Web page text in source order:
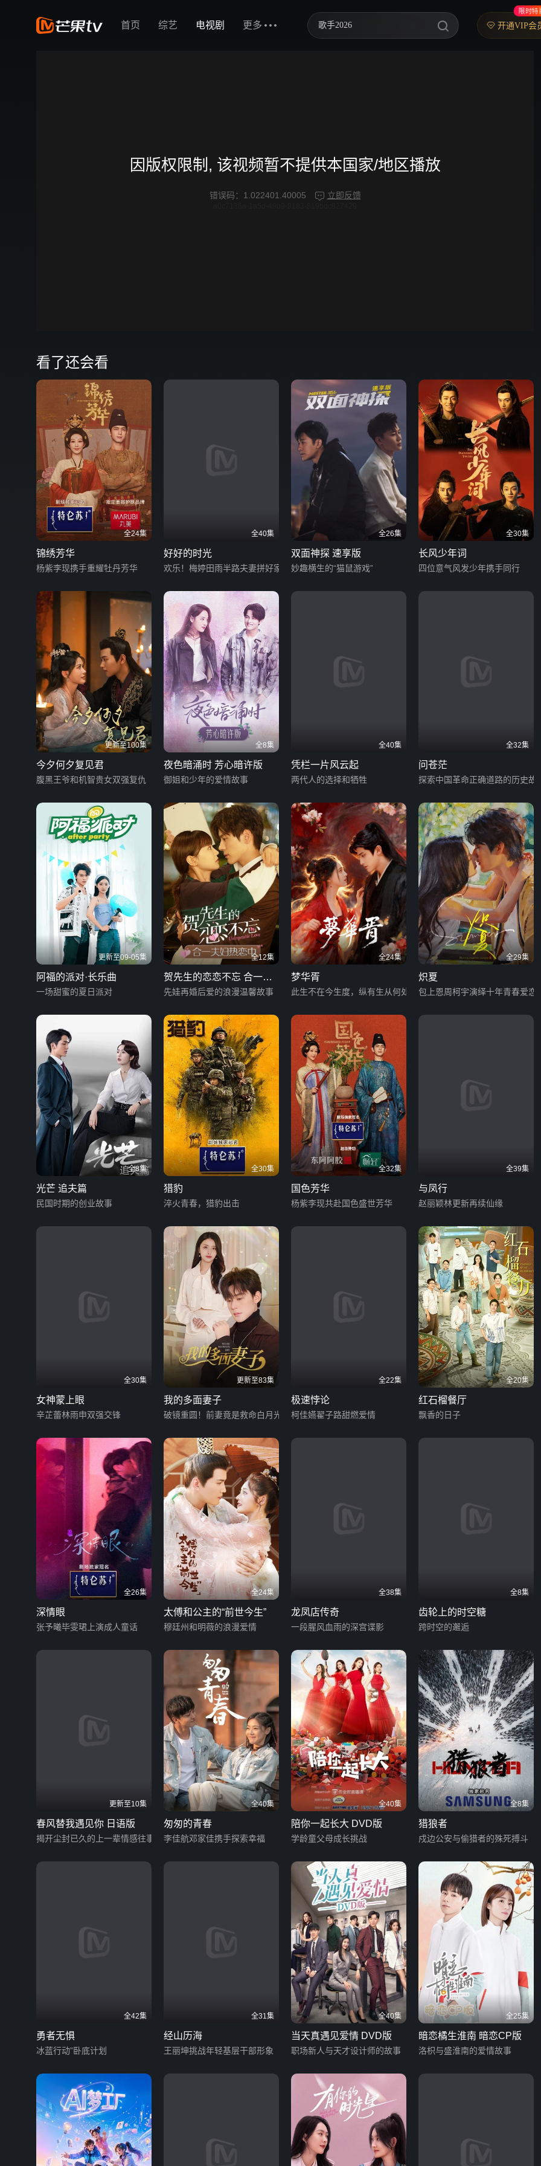
首页 综艺 电视剧 更多 歌手2026
妻子的浪漫旅行2026
开通VIP会
限时特
因版权限制, 该视频暂不提供本国家/地区播放
错误码： 1.022401.40005 立即反馈
看了还会看
全24集
锦绣芳华
杨紫李现携手重耀牡丹芳华
全40集
好好的时光
欢乐！梅婷田雨半路夫妻拼好家
全26集
双面神探 速享版
妙趣横生的“猫鼠游戏”
全30集
长风少年词
四位意气风发少年携手同行
更新至100集
今夕何夕复见君
腹黑王爷和机智贵女双强复仇
全8集
夜色暗涌时 芳心暗许版
御姐和少年的爱情故事
全40集
凭栏一片风云起
两代人的选择和牺牲
全32集
问苍茫
探索中国革命正确道路的历史故
更新至09-05集
阿福的派对·长乐曲
一场甜蜜的夏日派对
全12集
贺先生的恋恋不忘 合一夫
妇热恋中
先娃再婚后爱的浪漫温馨故事
全24集
梦华胥
此生不在今生度，纵有生从何处生
全29集
炽夏
包上恩周柯宇演绎十年青春爱恋
全8集
光芒 追夫篇
民国时期的创业故事
全30集
猎豹
淬火青春，猎豹出击
全32集
国色芳华
杨紫李现共赴国色盛世芳华
全39集
与凤行
赵丽颖林更新再续仙缘
全30集
女神蒙上眼
辛芷蕾林雨申双强交锋
更新至83集
我的多面妻子
破镜重圆！前妻竟是救命白月光
全22集
极速悖论
柯佳嬿翟子路甜燃爱情
全20集
红石榴餐厅
飘香的日子
全26集
深情眼
张予曦毕雯珺上演成人童话
全24集
太傅和公主的“前世今生”
穆廷州和明薇的浪漫爱情
全38集
龙凤店传奇
一段腥风血雨的深宫谍影
全8集
齿轮上的时空糖
跨时空的邂逅
更新至10集
春风替我遇见你 日语版
揭开尘封已久的上一辈情感往事
全40集
匆匆的青春
李佳航邓家佳携手探索幸福
全40集
陪你一起长大 DVD版
学龄童父母成长挑战
全8集
猎狼者
戍边公安与偷猎者的殊死搏斗
全42集
勇者无惧
冰蓝行动”卧底计划
全31集
经山历海
王丽坤挑战年轻基层干部形象
全40集
当天真遇见爱情 DVD版
职场新人与天才设计师的故事
全25集
暗恋橘生淮南 暗恋CP版
洛枳与盛淮南的爱情故事